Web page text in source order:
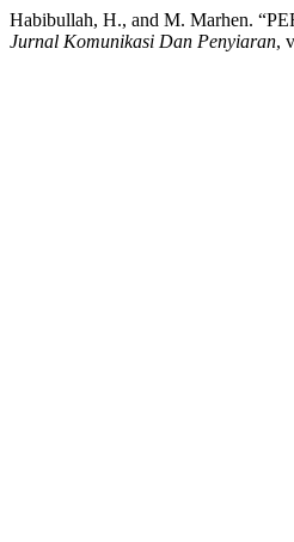
Habibullah, H., and M. Marhen.
Jurnal Komunikasi Dan Penyiaran,